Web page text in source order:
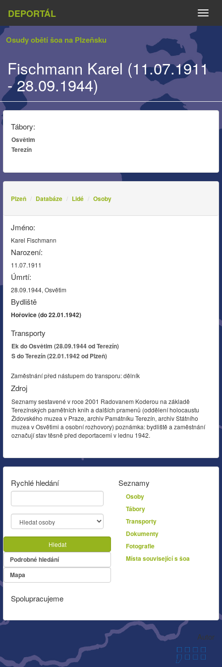
DEPORTÁL
Osudy obětí šoa na Plzeňsku
Fischmann Karel (11.07.1911
- 28.09.1944)
Tábory:
Osvětim
Terezín
Plzeň Databáze Lidé Osoby
Jméno:
Karel Fischmann
Narození:
11.07.1911
Úmrtí:
28.09.1944, Osvětim
Bydliště
Hořovice (do 22.01.1942)
Transporty
Ek do Osvětim (28.09.1944 od Terezín)
S do Terezín (22.01.1942 od Plzeň)
Zaměstnání před nástupem do transporu: dělník
Zdroj
Seznamy sestavené v roce 2001 Radovanem Koderou na základě
Terezínských pamětních knih a dalších pramenů (oddělení holocaustu
Židovského muzea v Praze, archiv Památníku Terezín, archiv Státního
muzea v Osvětimi a osobní rozhovory) poznámka: bydliště a zaměstnání
označují stav těsně před deportacemi v lednu 1942.
Rychlé hledání
Hledat
Podrobné hledání
Mapa
Seznamy
Osoby
Tábory
Transporty
Dokumenty
Fotografie
Místa související s šoa
Spolupracujeme
Autor